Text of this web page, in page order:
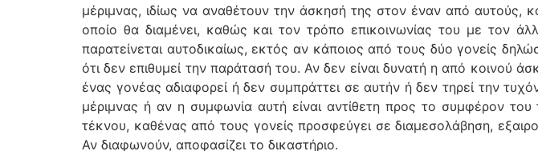
μέριμνας, ιδίως να αναθέτουν την άσκησή της στον έναν από αυτούς,
οποίο θα διαμένει, καθώς και τον τρόπο επικοινωνίας του με τον
παρατείνεται αυτοδικαίως, εκτός αν κάποιος από τους δύο γονείς
ότι δεν επιθυμεί την παράτασή του. Αν δεν είναι δυνατή η από κοινού
ένας γονέας αδιαφορεί ή δεν συμπράττει σε αυτήν ή δεν τηρεί την
μέριμνας ή αν η συμφωνία αυτή είναι αντίθετη προς το συμφέρον
τέκνου, καθένας από τους γονείς προσφεύγει σε διαμεσολάβηση,
Αν διαφωνούν, αποφασίζει το δικαστήριο.